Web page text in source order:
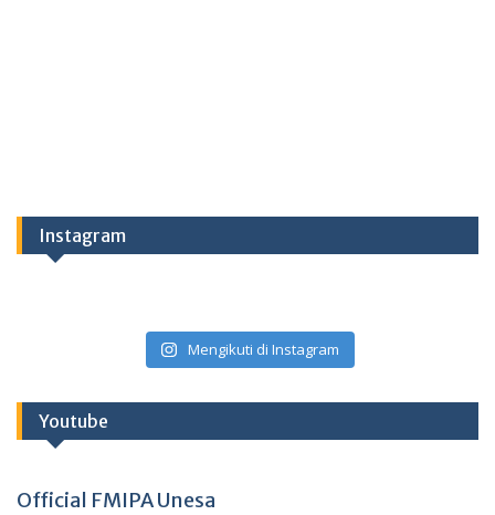
Instagram
Mengikuti di Instagram
Youtube
Official FMIPA Unesa